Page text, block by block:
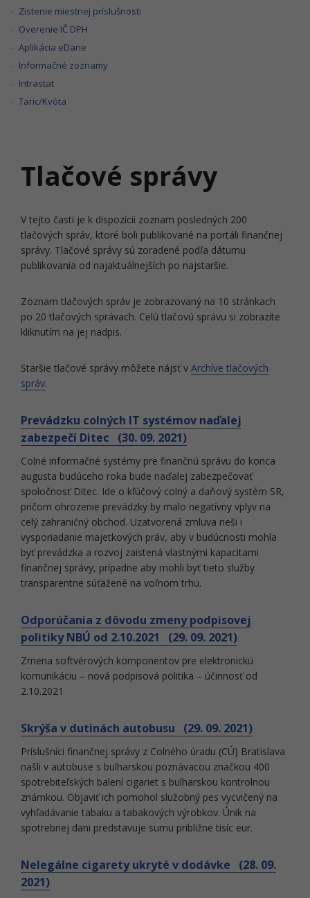
Zistenie miestnej príslušnosti
Overenie IČ DPH
Aplikácia eDane
Informačné zoznamy
Intrastat
Taric/Kvóta
Tlačové správy
V tejto časti je k dispozícii zoznam posledných 200
tlačových správ, ktoré boli publikované na portáli finančnej
správy. Tlačové správy sú zoradené podľa dátumu
publikovania od najaktuálnejších po najstaršie.
Zoznam tlačových správ je zobrazovaný na 10 stránkach
po 20 tlačových správach. Celú tlačovú správu si zobrazíte
kliknutím na jej nadpis.
Staršie tlačové správy môžete nájsť v Archíve tlačových
správ.
Prevádzku colných IT systémov naďalej
zabezpečí Ditec (30. 09. 2021)
Colné informačné systémy pre finančnú správu do konca
augusta budúceho roka bude naďalej zabezpečovať
spoločnosť Ditec. Ide o kľúčový colný a daňový systém SR,
pričom ohrozenie prevádzky by malo negatívny vplyv na
celý zahraničný obchod. Uzatvorená zmluva rieši i
vysporiadanie majetkových práv, aby v budúcnosti mohla
byť prevádzka a rozvoj zaistená vlastnými kapacitami
finančnej správy, prípadne aby mohli byť tieto služby
transparentne súťažené na voľnom trhu.
Odporúčania z dôvodu zmeny podpisovej
politiky NBÚ od 2.10.2021 (29. 09. 2021)
Zmena softvérových komponentov pre elektronickú
komunikáciu – nová podpisová politika – účinnosť od
2.10.2021
Skrýša v dutinách autobusu (29. 09. 2021)
Príslušníci finančnej správy z Colného úradu (CÚ) Bratislava
našli v autobuse s bulharskou poznávacou značkou 400
spotrebiteľských balení cigariet s bulharskou kontrolnou
známkou. Objaviť ich pomohol služobný pes vycvičený na
vyhľadávanie tabaku a tabakových výrobkov. Únik na
spotrebnej dani predstavuje sumu približne tisíc eur.
Nelegálne cigarety ukryté v dodávke (28. 09.
2021)